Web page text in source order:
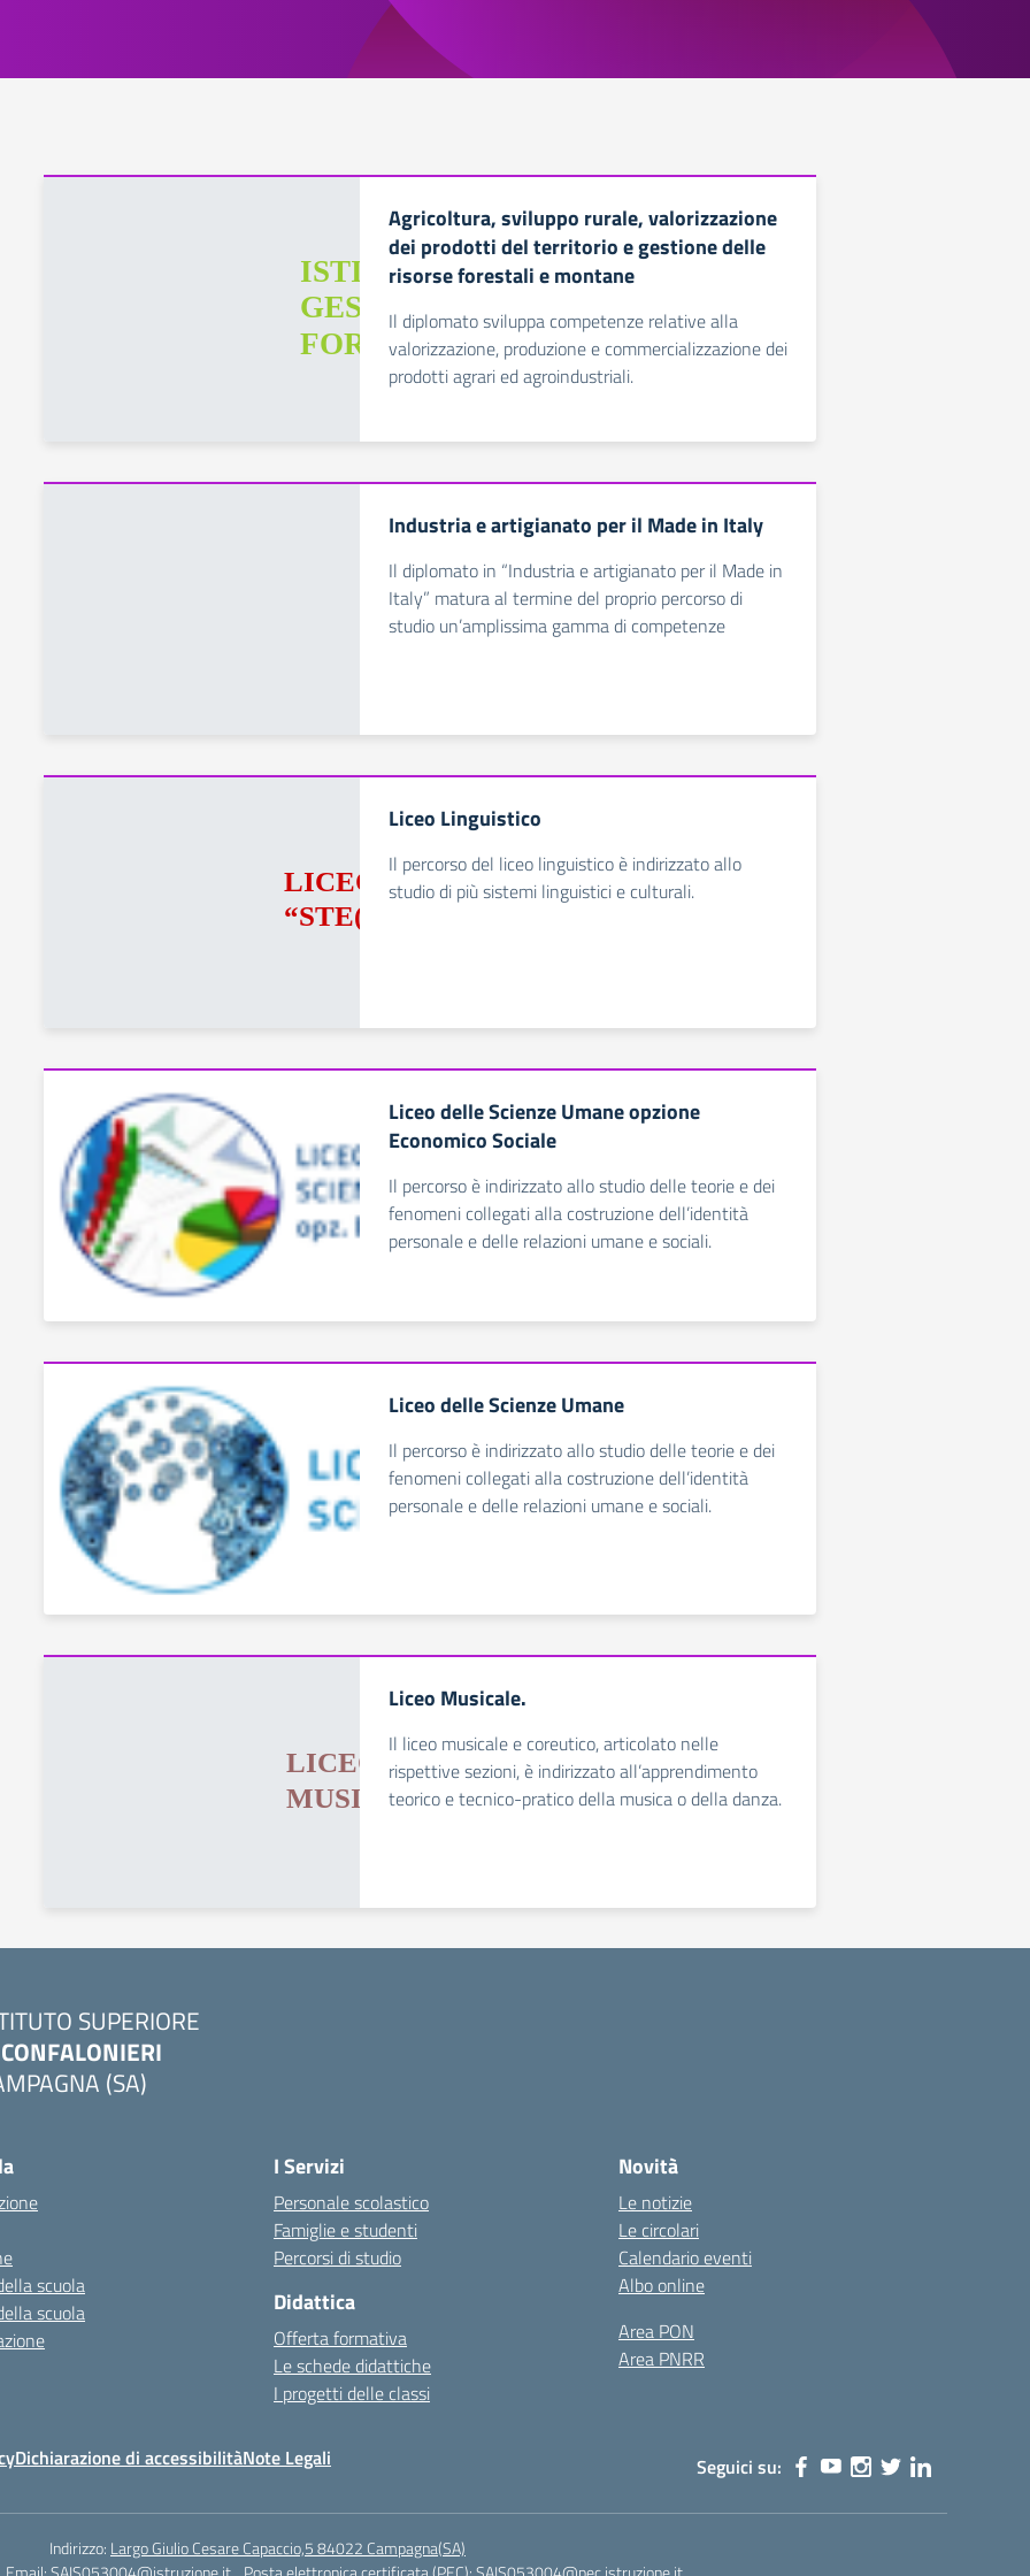
Agricoltura, sviluppo rurale, valorizzazione
dei prodotti del territorio e gestione delle
risorse forestali e montane
Il diplomato sviluppa competenze relative alla
valorizzazione, produzione e commercializzazione dei
prodotti agrari ed agroindustriali.
Industria e artigianato per il Made in Italy
Il diplomato in “Industria e artigianato per il Made in
Italy” matura al termine del proprio percorso di
studio un’amplissima gamma di competenze
Liceo Linguistico
Il percorso del liceo linguistico è indirizzato allo
studio di più sistemi linguistici e culturali.
Liceo delle Scienze Umane opzione
Economico Sociale
Il percorso è indirizzato allo studio delle teorie e dei
fenomeni collegati alla costruzione dell’identità
personale e delle relazioni umane e sociali.
Liceo delle Scienze Umane
Il percorso è indirizzato allo studio delle teorie e dei
fenomeni collegati alla costruzione dell’identità
personale e delle relazioni umane e sociali.
Liceo Musicale.
Il liceo musicale e coreutico, articolato nelle
rispettive sezioni, è indirizzato all’apprendimento
teorico e tecnico-pratico della musica o della danza.
SUPERIORE
(SA)
scuola
scuola
I Servizi
Personale scolastico
Famiglie e studenti
Percorsi di studio
Didattica
Offerta formativa
Le schede didattiche
I progetti delle classi
Novità
Le notizie
Le circolari
Calendario eventi
Albo online
Area PON
Area PNRR
Dichiarazione di accessibilitàNote Legali Seguici su:
Indirizzo: Largo Giulio Cesare Capaccio,5 84022 Campagna(SA)